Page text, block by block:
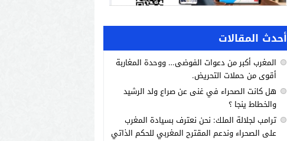
أحدث المقالات
المغرب أكبر من دعوات الفوضى… ووحدة المغاربة
أقوى من حملات التحريض.
هل كانت الصحراء في غنى عن صراع ولد الرشيد
والخطاط ينجا ؟
ترامب لجلالة الملك: نحن نعترف بسيادة المغرب
على الصحراء وندعم المقترح المغربي للحكم الذاتي